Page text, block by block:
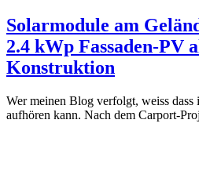
Solarmodule am
2.4 kWp Fassaden-PV
Konstruktion
Wer meinen Blog verfolgt, weiss
aufhören kann. Nach dem Carport-